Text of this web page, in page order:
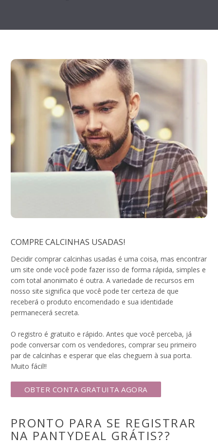
COMPRE CALCINHAS USADAS!
Decidir comprar calcinhas usadas é uma coisa, mas encontrar
um site onde você pode fazer isso de forma rápida, simples e
com total anonimato é outra. A variedade de recursos em
nosso site significa que você pode ter certeza de que
receberá o produto encomendado e sua identidade
permanecerá secreta.
O registro é gratuito e rápido. Antes que você perceba, já
pode conversar com os vendedores, comprar seu primeiro
par de calcinhas e esperar que elas cheguem à sua porta.
Muito fácil!!
OBTER CONTA GRATUITA AGORA
PRONTO PARA SE REGISTRAR
NA PANTYDEAL GRÁTIS??